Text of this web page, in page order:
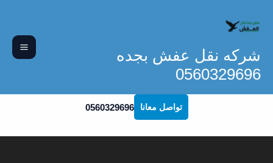
شركه نقل عفش بجده
0560329696
تواصل معانا 0560329696